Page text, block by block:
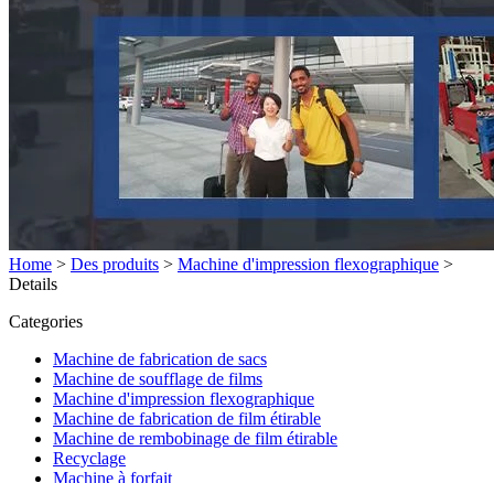
Home > Des produits > Machine d'impression flexographique >
Details
Categories
Machine de fabrication de sacs
Machine de soufflage de films
Machine d'impression flexographique
Machine de fabrication de film étirable
Machine de rembobinage de film étirable
Recyclage
Machine à forfait